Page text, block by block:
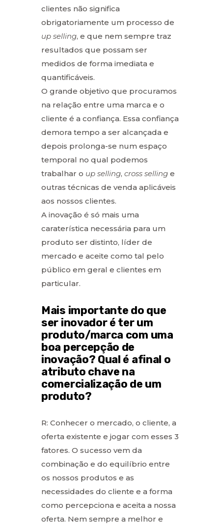
clientes não significa
obrigatoriamente um processo de
up selling, e que nem sempre traz
resultados que possam ser
medidos de forma imediata e
quantificáveis.
O grande objetivo que procuramos
na relação entre uma marca e o
cliente é a confiança. Essa confiança
demora tempo a ser alcançada e
depois prolonga-se num espaço
temporal no qual podemos
trabalhar o up selling, cross selling e
outras técnicas de venda aplicáveis
aos nossos clientes.
A inovação é só mais uma
caraterística necessária para um
produto ser distinto, líder de
mercado e aceite como tal pelo
público em geral e clientes em
particular.
Mais importante do que
ser inovador é ter um
produto/marca com uma
boa percepção de
inovação? Qual é afinal o
atributo chave na
comercialização de um
produto?
R: Conhecer o mercado, o cliente, a
oferta existente e jogar com esses 3
fatores. O sucesso vem da
combinação e do equilíbrio entre
os nossos produtos e as
necessidades do cliente e a forma
como percepciona e aceita a nossa
oferta. Nem sempre a melhor e